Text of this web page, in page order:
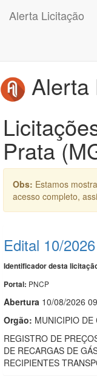
Alerta Licitação
Alerta
Prata
Obs: Estamos
acesso completo,
Edital 10/2026
Identificador desta
Portal: PNCP
Abertura 10/08/2026
Orgão: MUNICIPIO DE
REGISTRO DE
DE RECARGAS DE
RECIPIENTES